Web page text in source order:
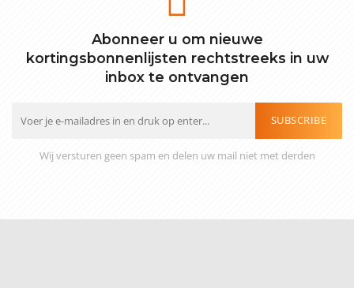
Abonneer u om nieuwe
kortingsbonnenlijsten rechtstreeks in uw
inbox te ontvangen
SUBSCRIBE
Wij versturen geen spam en delen uw mail niet met derden